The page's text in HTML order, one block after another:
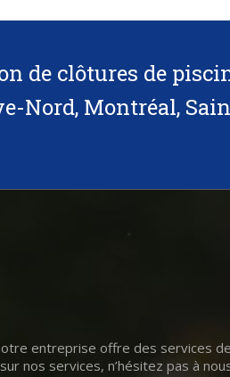
de clôtures de
Nord, Montréal,
entreprise offre des services
nos services, n’hésitez pas à